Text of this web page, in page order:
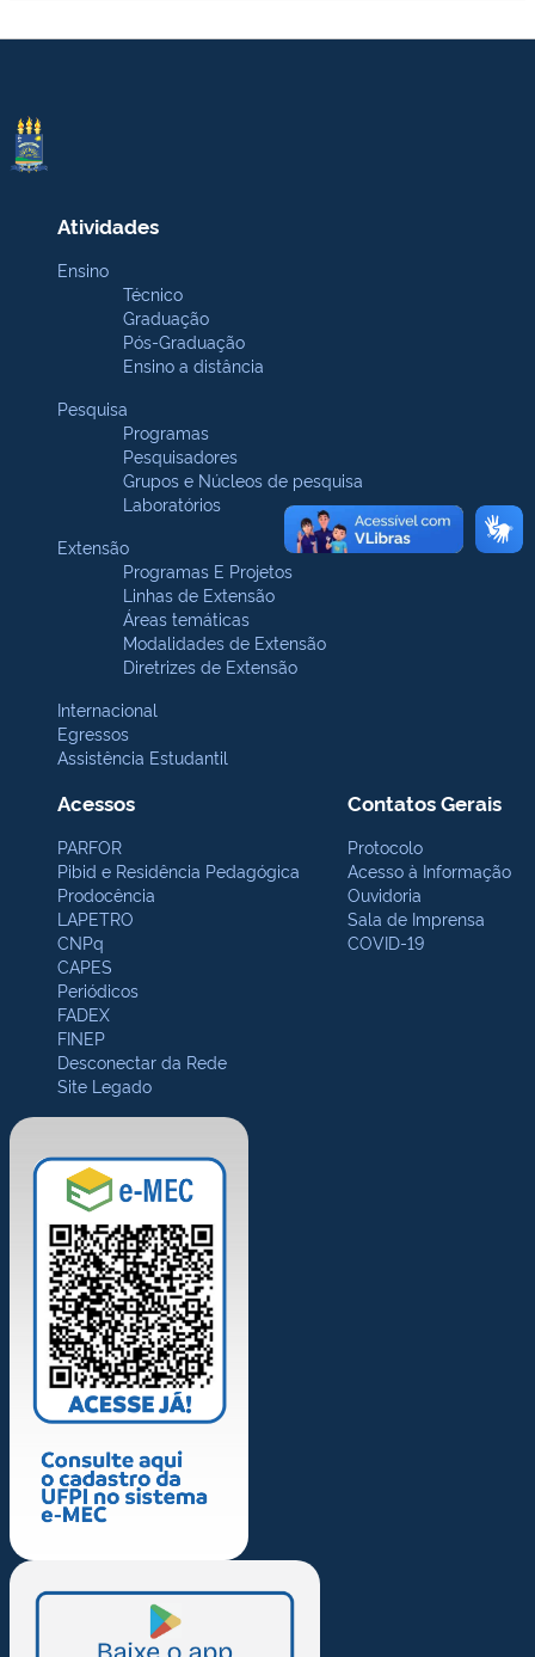
Atividades
Ensino
Técnico
Graduação
Pós-Graduação
Ensino a distância
Pesquisa
Programas
Pesquisadores
Grupos e Núcleos de pesquisa
Laboratórios
Extensão
Programas E Projetos
Linhas de Extensão
Áreas temáticas
Modalidades de Extensão
Diretrizes de Extensão
Internacional
Egressos
Assistência Estudantil
Acessos
PARFOR
Pibid e Residência Pedagógica
Prodocência
LAPETRO
CNPq
CAPES
Periódicos
FADEX
FINEP
Desconectar da Rede
Site Legado
Contatos Gerais
Protocolo
Acesso à Informação
Ouvidoria
Sala de Imprensa
COVID-19